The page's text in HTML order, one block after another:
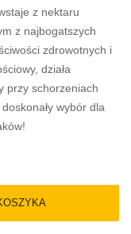
z nektaru
z najbogatszych
zdrowotnych i
działa
przy schorzeniach
wybór dla